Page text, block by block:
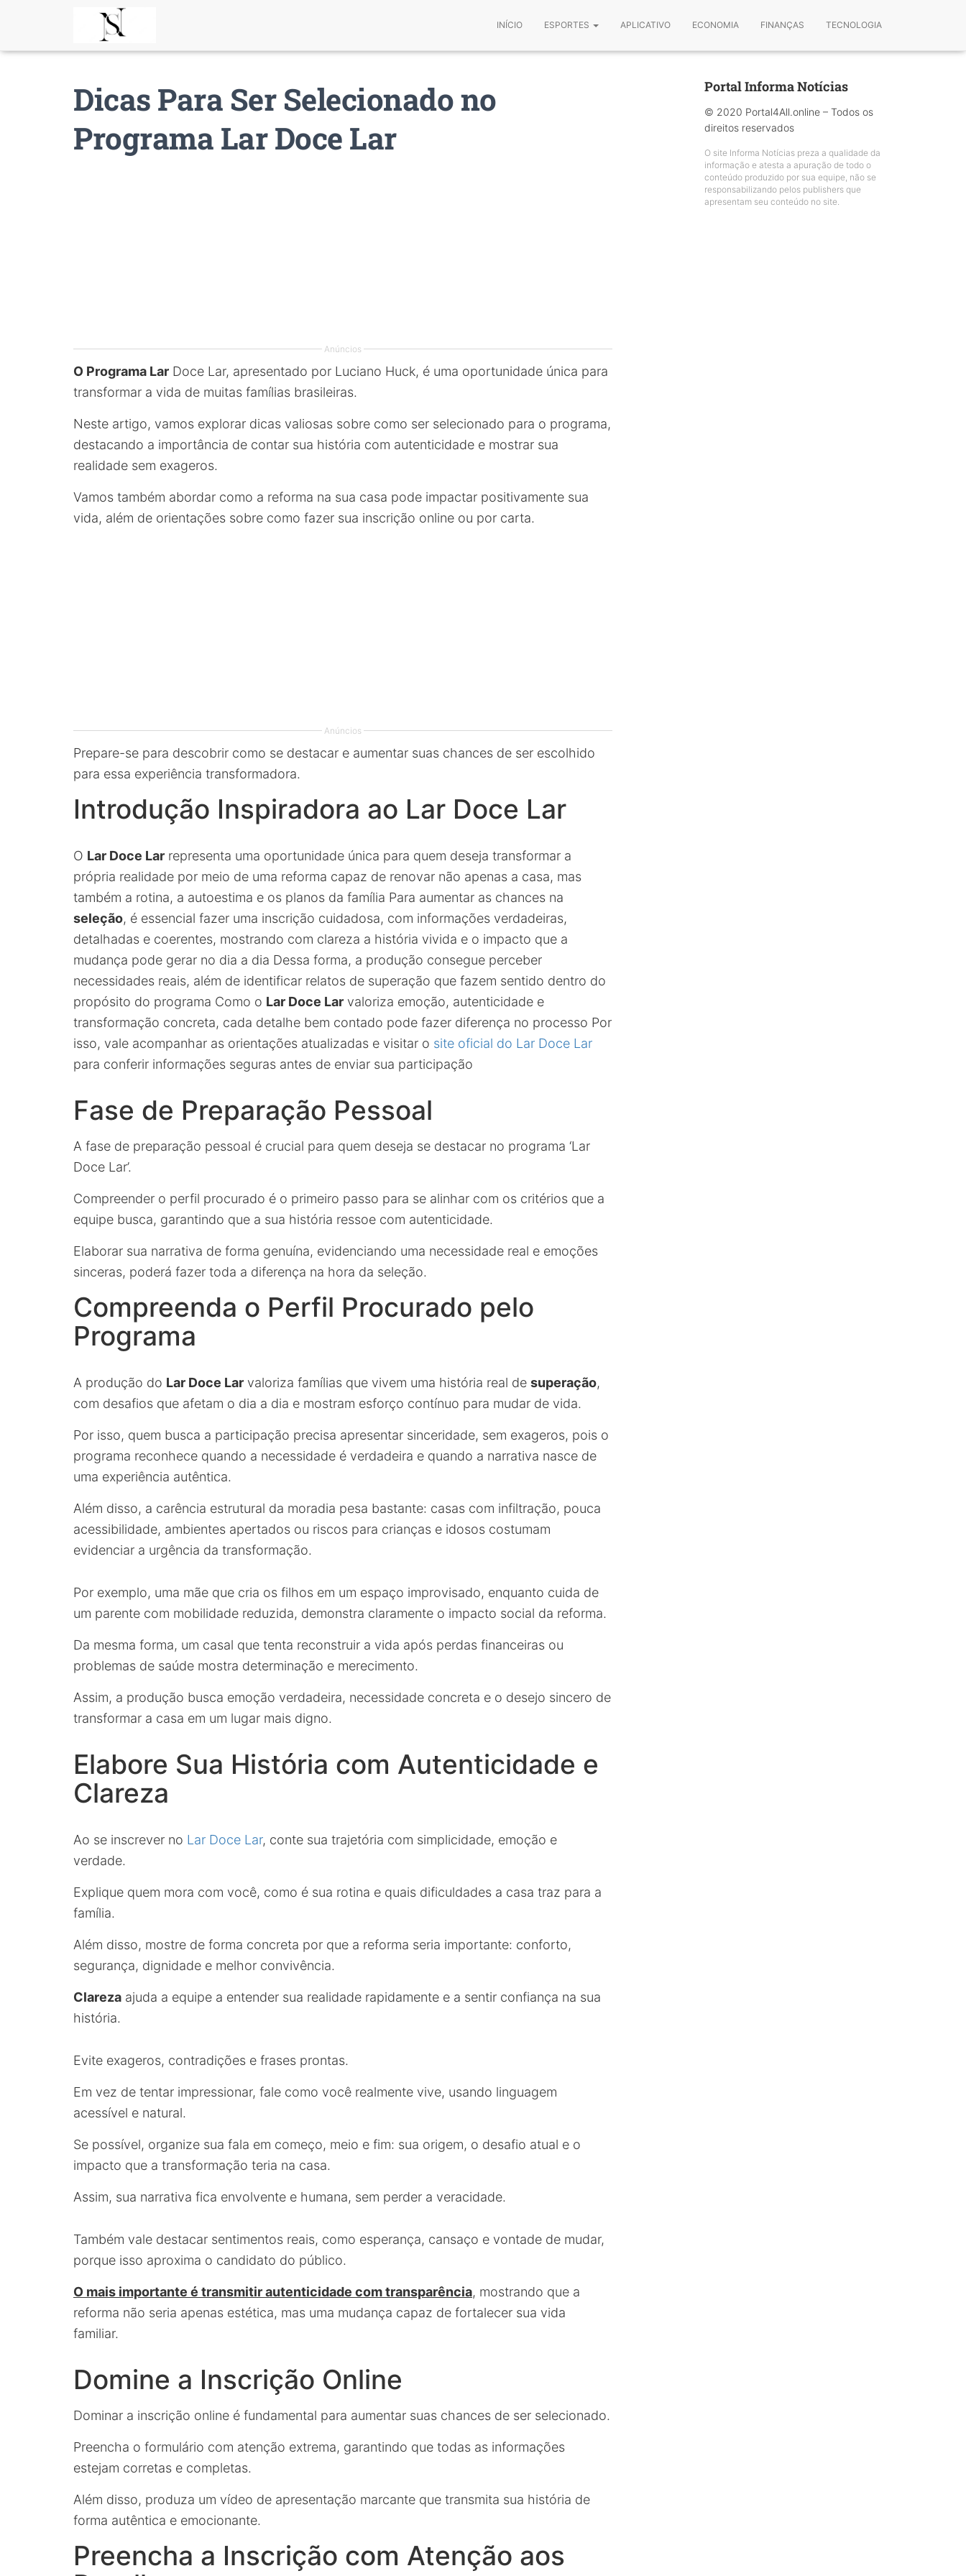
INÍCIO ESPORTES APLICATIVO ECONOMIA FINANÇAS TECNOLOGIA
Dicas Para Ser Selecionado no
Programa Lar Doce Lar
Anúncios
O Programa Lar Doce Lar, apresentado por Luciano Huck, é uma oportunidade única para
transformar a vida de muitas famílias brasileiras.
Neste artigo, vamos explorar dicas valiosas sobre como ser selecionado para o programa,
destacando a importância de contar sua história com autenticidade e mostrar sua
realidade sem exageros.
Vamos também abordar como a reforma na sua casa pode impactar positivamente sua
vida, além de orientações sobre como fazer sua inscrição online ou por carta.
Anúncios
Prepare-se para descobrir como se destacar e aumentar suas chances de ser escolhido
para essa experiência transformadora.
Introdução Inspiradora ao Lar Doce Lar
O Lar Doce Lar representa uma oportunidade única para quem deseja transformar a
própria realidade por meio de uma reforma capaz de renovar não apenas a casa, mas
também a rotina, a autoestima e os planos da família Para aumentar as chances na
seleção, é essencial fazer uma inscrição cuidadosa, com informações verdadeiras,
detalhadas e coerentes, mostrando com clareza a história vivida e o impacto que a
mudança pode gerar no dia a dia Dessa forma, a produção consegue perceber
necessidades reais, além de identificar relatos de superação que fazem sentido dentro do
propósito do programa Como o Lar Doce Lar valoriza emoção, autenticidade e
transformação concreta, cada detalhe bem contado pode fazer diferença no processo Por
isso, vale acompanhar as orientações atualizadas e visitar o site oficial do Lar Doce Lar
para conferir informações seguras antes de enviar sua participação
Fase de Preparação Pessoal
A fase de preparação pessoal é crucial para quem deseja se destacar no programa ‘Lar
Doce Lar’.
Compreender o perfil procurado é o primeiro passo para se alinhar com os critérios que a
equipe busca, garantindo que a sua história ressoe com autenticidade.
Elaborar sua narrativa de forma genuína, evidenciando uma necessidade real e emoções
sinceras, poderá fazer toda a diferença na hora da seleção.
Compreenda o Perfil Procurado pelo
Programa
A produção do Lar Doce Lar valoriza famílias que vivem uma história real de superação,
com desafios que afetam o dia a dia e mostram esforço contínuo para mudar de vida.
Por isso, quem busca a participação precisa apresentar sinceridade, sem exageros, pois o
programa reconhece quando a necessidade é verdadeira e quando a narrativa nasce de
uma experiência autêntica.
Além disso, a carência estrutural da moradia pesa bastante: casas com infiltração, pouca
acessibilidade, ambientes apertados ou riscos para crianças e idosos costumam
evidenciar a urgência da transformação.
Por exemplo, uma mãe que cria os filhos em um espaço improvisado, enquanto cuida de
um parente com mobilidade reduzida, demonstra claramente o impacto social da reforma.
Da mesma forma, um casal que tenta reconstruir a vida após perdas financeiras ou
problemas de saúde mostra determinação e merecimento.
Assim, a produção busca emoção verdadeira, necessidade concreta e o desejo sincero de
transformar a casa em um lugar mais digno.
Elabore Sua História com Autenticidade e
Clareza
Ao se inscrever no Lar Doce Lar, conte sua trajetória com simplicidade, emoção e
verdade.
Explique quem mora com você, como é sua rotina e quais dificuldades a casa traz para a
família.
Além disso, mostre de forma concreta por que a reforma seria importante: conforto,
segurança, dignidade e melhor convivência.
Clareza ajuda a equipe a entender sua realidade rapidamente e a sentir confiança na sua
história.
Evite exageros, contradições e frases prontas.
Em vez de tentar impressionar, fale como você realmente vive, usando linguagem
acessível e natural.
Se possível, organize sua fala em começo, meio e fim: sua origem, o desafio atual e o
impacto que a transformação teria na casa.
Assim, sua narrativa fica envolvente e humana, sem perder a veracidade.
Também vale destacar sentimentos reais, como esperança, cansaço e vontade de mudar,
porque isso aproxima o candidato do público.
O mais importante é transmitir autenticidade com transparência, mostrando que a
reforma não seria apenas estética, mas uma mudança capaz de fortalecer sua vida
familiar.
Domine a Inscrição Online
Dominar a inscrição online é fundamental para aumentar suas chances de ser selecionado.
Preencha o formulário com atenção extrema, garantindo que todas as informações
estejam corretas e completas.
Além disso, produza um vídeo de apresentação marcante que transmita sua história de
forma autêntica e emocionante.
Preencha a Inscrição com Atenção aos
Portal Informa Notícias
© 2020 Portal4All.online – Todos os
direitos reservados
O site Informa Notícias preza a qualidade da
informação e atesta a apuração de todo o
conteúdo produzido por sua equipe, não se
responsabilizando pelos publishers que
apresentam seu conteúdo no site.